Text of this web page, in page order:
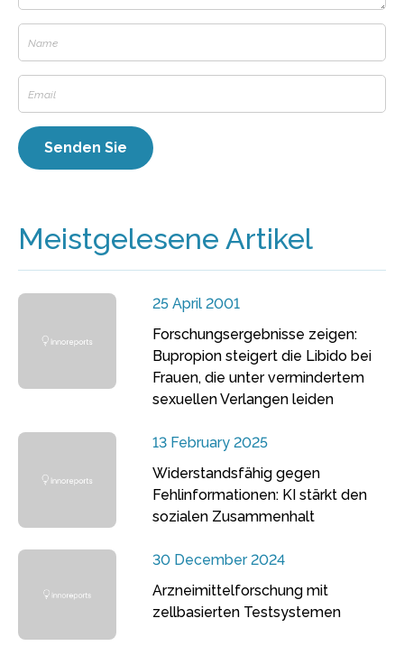
Meistgelesene Artikel
25 April 2001
Forschungsergebnisse zeigen:
Bupropion steigert die Libido bei
Frauen, die unter vermindertem
sexuellen Verlangen leiden
13 February 2025
Widerstandsfähig gegen
Fehlinformationen: KI stärkt den
sozialen Zusammenhalt
30 December 2024
Arzneimittelforschung mit
zellbasierten Testsystemen